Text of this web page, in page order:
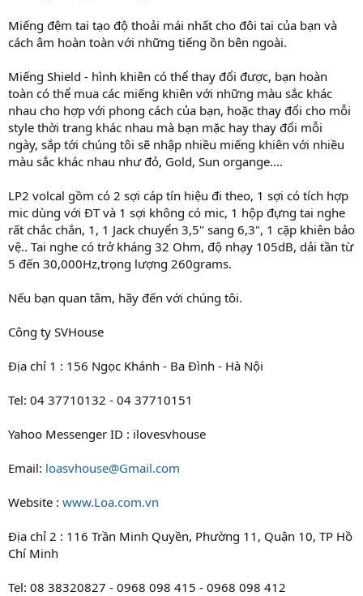
Miếng đệm tai tạo độ thoải mái nhất cho đôi tai của bạn và
cách âm hoàn toàn với những tiếng ồn bên ngoài.
Miếng Shield - hình khiên có thể thay đổi được, bạn hoàn
toàn có thể mua các miếng khiên với những màu sắc khác
nhau cho hợp với phong cách của bạn, hoặc thay đổi cho mỗi
style thời trang khác nhau mà bạn mặc hay thay đổi mỗi
ngày, sắp tới chúng tôi sẽ nhập nhiều miếng khiên với nhiều
màu sắc khác nhau như đỏ, Gold, Sun organge....
LP2 volcal gồm có 2 sợi cáp tín hiệu đi theo, 1 sợi có tích hợp
mic dùng với ĐT và 1 sợi không có mic, 1 hộp đựng tai nghe
rất chắc chắn, 1, 1 Jack chuyển 3,5" sang 6,3", 1 cặp khiên bảo
vệ.. Tai nghe có trở kháng 32 Ohm, độ nhạy 105dB, dải tần từ
5 đến 30,000Hz,trọng lượng 260grams.
Nếu bạn quan tâm, hãy đến với chúng tôi.
Công ty SVHouse
Địa chỉ 1 : 156 Ngọc Khánh - Ba Đình - Hà Nội
Tel: 04 37710132 - 04 37710151
Yahoo Messenger ID : ilovesvhouse
Email: loasvhouse@Gmail.com
Website : www.Loa.com.vn
Địa chỉ 2 : 116 Trần Minh Quyền, Phường 11, Quận 10, TP Hồ
Chí Minh
Tel: 08 38320827 - 0968 098 415 - 0968 098 412